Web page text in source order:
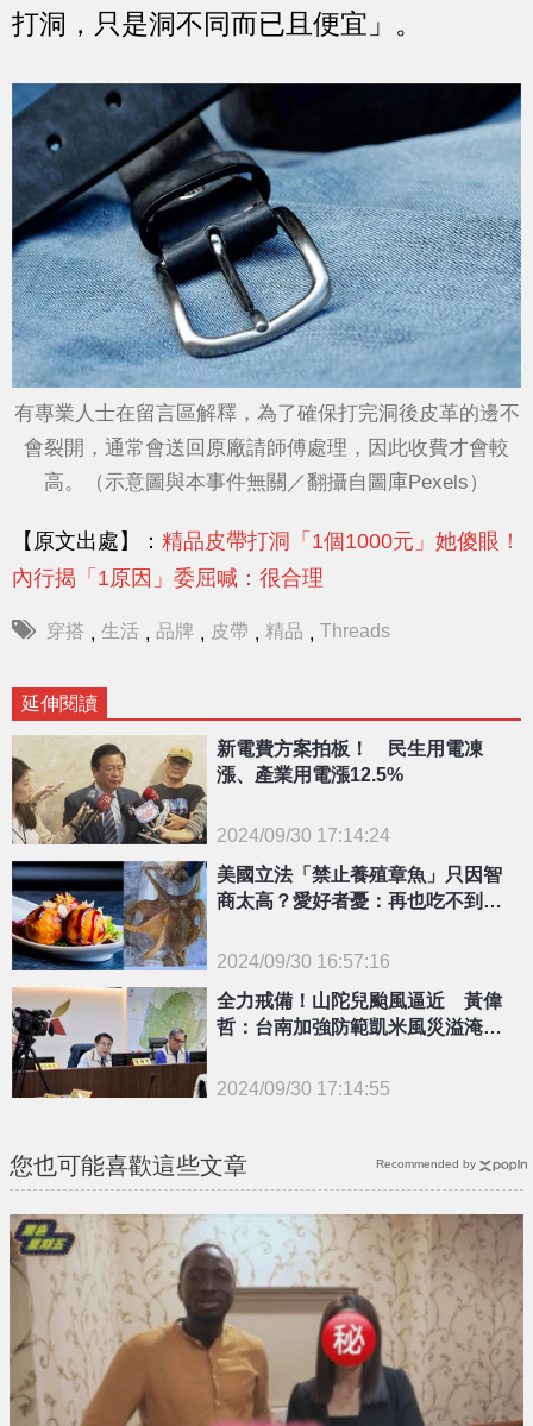
打洞，只是洞不同而已且便宜」。
有專業人士在留言區解釋，為了確保打完洞後皮革的邊不
會裂開，通常會送回原廠請師傅處理，因此收費才會較
高。（示意圖與本事件無關／翻攝自圖庫Pexels）
【原文出處】： 精品皮帶打洞「1個1000元」她傻眼！
內行揭「1原因」委屈喊：很合理
穿搭 , 生活 , 品牌 , 皮帶 , 精品 , Threads
延伸閱讀
{PLAYICON}
新電費方案拍板！ 民生用電凍
漲、產業用電漲12.5%
2024/09/30 17:14:24
{PLAYICON}
美國立法「禁止養殖章魚」只因智
商太高？愛好者憂：再也吃不到這1
2024/09/30 16:57:16
全力戒備！山陀兒颱風逼近 黃偉
哲：台南加強防範凱米風災溢淹地
2024/09/30 17:14:55
您也可能喜歡這些文章 Recommended by